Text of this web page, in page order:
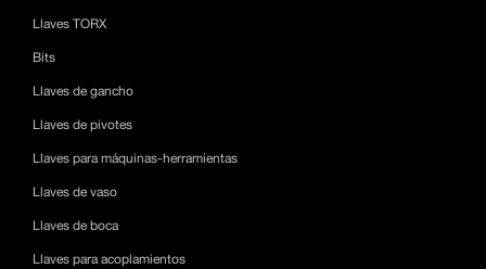
Llaves TORX
Bits
Llaves de gancho
Llaves de pivotes
Llaves para máquinas-herramientas
Llaves de vaso
Llaves de boca
Llaves para acoplamientos